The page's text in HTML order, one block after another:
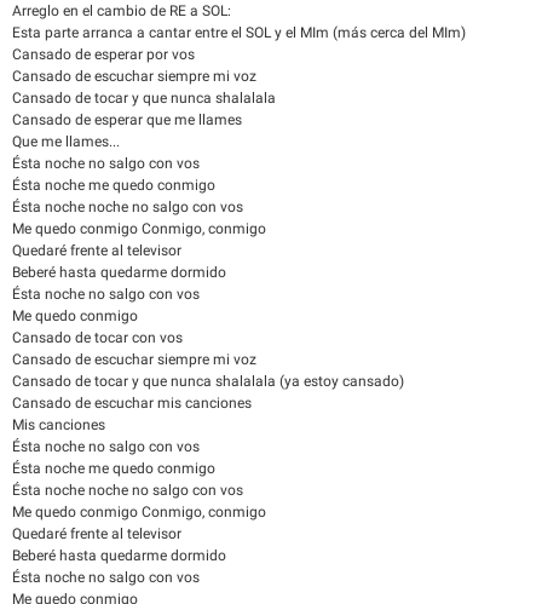
Arreglo en el cambio de RE a SOL:
Esta parte arranca a cantar entre el SOL y el MIm (más cerca del MIm)
Cansado de esperar por vos
Cansado de escuchar siempre mi voz
Cansado de tocar y que nunca shalalala
Cansado de esperar que me llames
Que me llames...
Ésta noche no salgo con vos
Ésta noche me quedo conmigo
Ésta noche noche no salgo con vos
Me quedo conmigo Conmigo, conmigo
Quedaré frente al televisor
Beberé hasta quedarme dormido
Ésta noche no salgo con vos
Me quedo conmigo
Cansado de tocar con vos
Cansado de escuchar siempre mi voz
Cansado de tocar y que nunca shalalala (ya estoy cansado)
Cansado de escuchar mis canciones
Mis canciones
Ésta noche no salgo con vos
Ésta noche me quedo conmigo
Ésta noche noche no salgo con vos
Me quedo conmigo Conmigo, conmigo
Quedaré frente al televisor
Beberé hasta quedarme dormido
Ésta noche no salgo con vos
Me quedo conmigo